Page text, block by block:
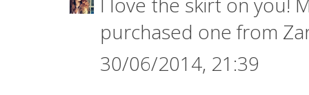
purchased one from
30/06/2014, 21:39